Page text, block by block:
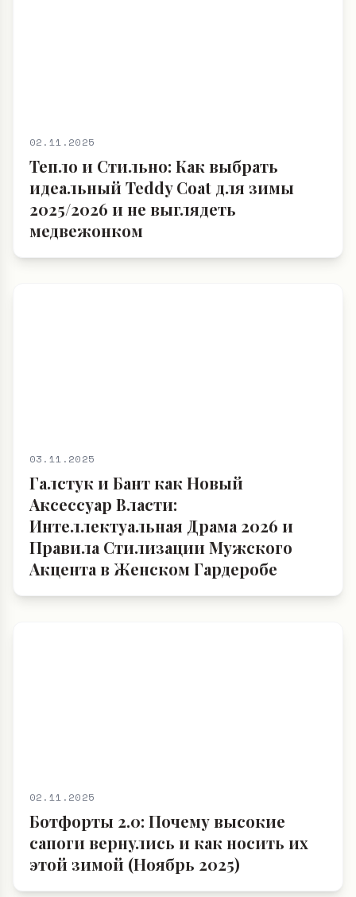
02.11.2025
Тепло и Стильно: Как выбрать
идеальный Teddy Coat для зимы
2025/2026 и не выглядеть
медвежонком
03.11.2025
Галстук и Бант как Новый
Аксессуар Власти:
Интеллектуальная Драма 2026 и
Правила Стилизации Мужского
Акцента в Женском Гардеробе
02.11.2025
Ботфорты 2.0: Почему высокие
сапоги вернулись и как носить их
этой зимой (Ноябрь 2025)